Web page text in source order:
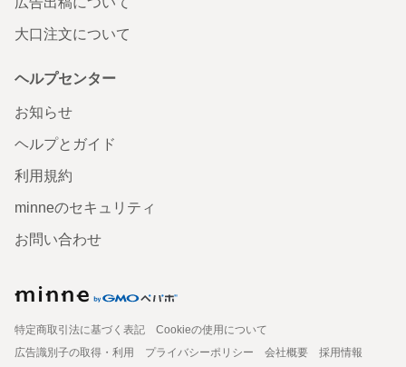
大口注文について
ヘルプセンター
お知らせ
ヘルプとガイド
利用規約
minneのセキュリティ
お問い合わせ
特定商取引法に基づく表記
Cookieの使用について
広告識別子の取得・利用
プライバシーポリシー 会社概要
採用情報